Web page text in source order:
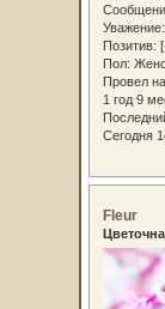
Уважение:
Позитив:
Пол:
Провел
1 год 9
Сегодня
Fleur